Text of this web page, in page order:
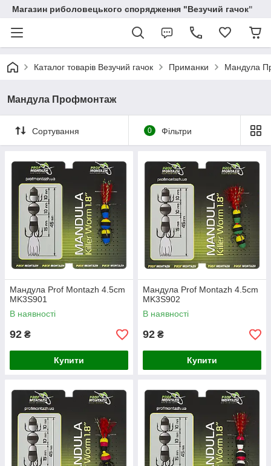
Магазин риболовецького спорядження "Везучий гачок"
Каталог товарів Везучий гачок Приманки Мандула
Мандула Профмонтаж
Сортування 0 Фільтри
Мандула Prof Montazh 4.5cm
MK3S901
В наявності
92 ₴
Купити
Мандула Prof Montazh 4.5cm
MK3S902
В наявності
92 ₴
Купити